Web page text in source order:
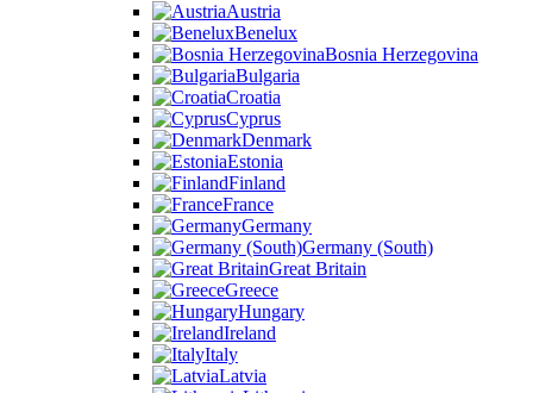
Austria
Benelux
Bosnia Herzegovina
Bulgaria
Croatia
Cyprus
Denmark
Estonia
Finland
France
Germany
Germany (South)
Great Britain
Greece
Hungary
Ireland
Italy
Latvia